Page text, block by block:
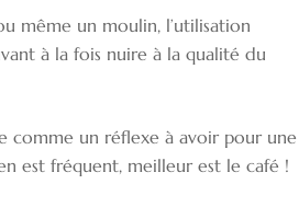
même un moulin, l’utilisation
à la fois nuire à la qualité du
comme un réflexe à avoir pour une
est fréquent, meilleur est le café !